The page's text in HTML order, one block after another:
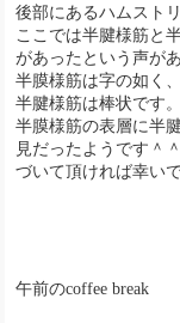
後部にあるハムスト
ここでは半腱様筋と
があったという声が
半膜様筋は字の如く
半腱様筋は棒状です。
半膜様筋の表層に半
見だったようです＾
づいて頂ければ幸いで
午前のcoffee break